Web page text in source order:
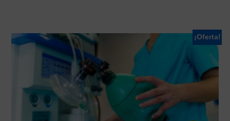
¡Oferta!